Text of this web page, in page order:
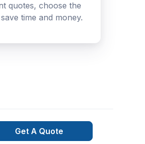
quotes, choose the
time and money.
Get A Quote